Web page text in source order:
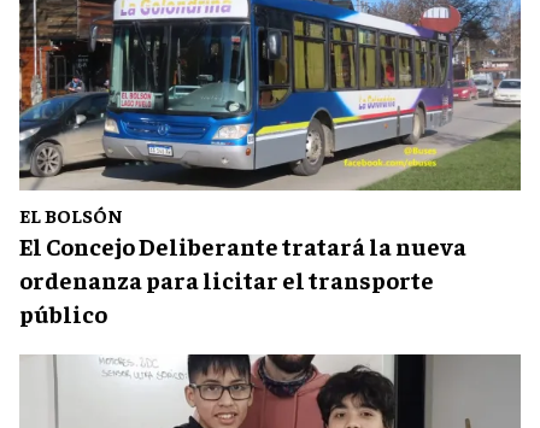
EL BOLSÓN
El Concejo Deliberante tratará la nueva
ordenanza para licitar el transporte
público